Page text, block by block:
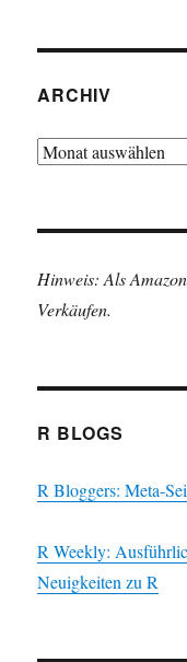
ARCHIV
Archiv
Hinweis: Als
Verkäufen.
R BLOGS
R Bloggers: Meta-
R Weekly:
Neuigkeiten zu R